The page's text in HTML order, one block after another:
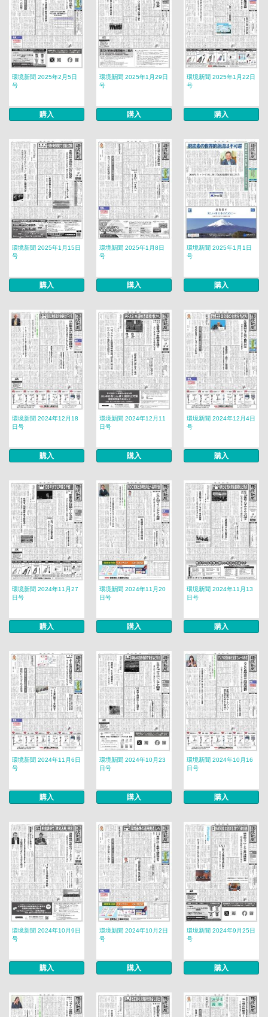
環境新聞 2025年2月5日
号
購入
環境新聞 2025年1月29日
号
購入
環境新聞 2025年1月22日
号
購入
環境新聞 2025年1月15日
号
購入
環境新聞 2025年1月8日
号
購入
環境新聞 2025年1月1日
号
購入
環境新聞 2024年12月18
日号
購入
環境新聞 2024年12月11
日号
購入
環境新聞 2024年12月4日
号
購入
環境新聞 2024年11月27
日号
購入
環境新聞 2024年11月20
日号
購入
環境新聞 2024年11月13
日号
購入
環境新聞 2024年11月6日
号
購入
環境新聞 2024年10月23
日号
購入
環境新聞 2024年10月16
日号
購入
環境新聞 2024年10月9日
号
購入
環境新聞 2024年10月2日
号
購入
環境新聞 2024年9月25日
号
購入